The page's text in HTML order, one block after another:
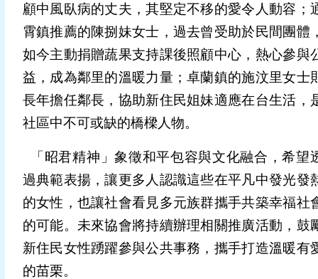
顧中風臥病的丈夫，其堅定不移的愛令人動容；
霄鎮推薦的陳捌妹女士，過去曾受助於民間團體
如今主動捐贈蔬果支持課後照顧中心，熱心參與
益，成為鄰里的溫暖力量；卓蘭鎮的施汶里女士
長年擔任鄰長，協助新住民姐妹適應在台生活，
社區中不可或缺的橋樑人物。
「昭君精神」象徵和平包容與文化融合，希望
過典範表揚，讓更多人認識這些在平凡中發光發
的女性，也讓社會看見多元族群攜手共築幸福社
的可能。未來協會將持續辦理相關推廣活動，鼓
新住民女性踴躍參與公共事務，攜手打造溫暖有
的苗栗。